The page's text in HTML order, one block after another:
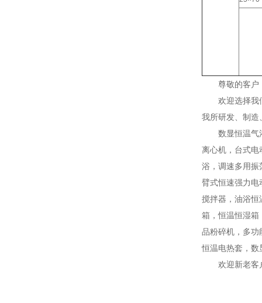
尊敬的客户
欢迎选择我
我所研发、制造
数显恒温气
离心机，台式电
浴，调速多用振
臂式恒速强力电
搅拌器，油浴恒
箱，恒温恒湿箱
品粉碎机，多功
恒温电热套，数
欢迎新老客